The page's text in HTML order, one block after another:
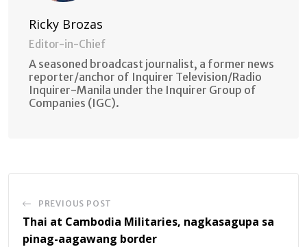
Ricky Brozas
Editor-in-Chief
A seasoned broadcast journalist, a former news
reporter/anchor of Inquirer Television/Radio
Inquirer-Manila under the Inquirer Group of
Companies (IGC).
PREVIOUS POST
Thai at Cambodia Militaries, nagkasagupa sa
pinag-aagawang border